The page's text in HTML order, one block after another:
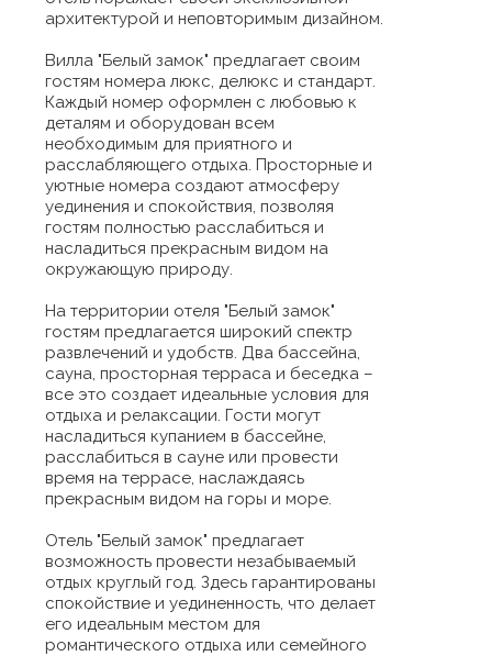
архитектурой и неповторимым дизайном.
Вилла "Белый замок" предлагает своим
гостям номера люкс, делюкс и стандарт.
Каждый номер оформлен с любовью к
деталям и оборудован всем
необходимым для приятного и
расслабляющего отдыха. Просторные и
уютные номера создают атмосферу
уединения и спокойствия, позволяя
гостям полностью расслабиться и
насладиться прекрасным видом на
окружающую природу.
На территории отеля "Белый замок"
гостям предлагается широкий спектр
развлечений и удобств. Два бассейна,
сауна, просторная терраса и беседка –
все это создает идеальные условия для
отдыха и релаксации. Гости могут
насладиться купанием в бассейне,
расслабиться в сауне или провести
время на террасе, наслаждаясь
прекрасным видом на горы и море.
Отель "Белый замок" предлагает
возможность провести незабываемый
отдых круглый год. Здесь гарантированы
спокойствие и уединенность, что делает
его идеальным местом для
романтического отдыха или семейного